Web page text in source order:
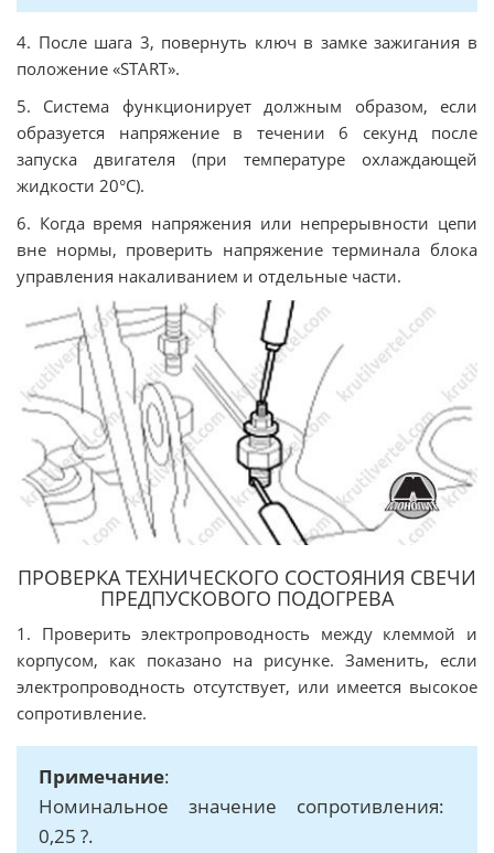
4. После шага 3, повернуть ключ в замке зажигания в
положение «START».
5. Система функционирует должным образом, если
образуется напряжение в течении 6 секунд после
запуска двигателя (при температуре охлаждающей
жидкости 20°C).
6. Когда время напряжения или непрерывности цепи
вне нормы, проверить напряжение терминала блока
управления накаливанием и отдельные части.
ПРОВЕРКА ТЕХНИЧЕСКОГО СОСТОЯНИЯ СВЕЧИ
ПРЕДПУСКОВОГО ПОДОГРЕВА
1. Проверить электропроводность между клеммой и
корпусом, как показано на рисунке. Заменить, если
электропроводность отсутствует, или имеется высокое
сопротивление.
Примечание:
Номинальное значение сопротивления:
0,25 ?.